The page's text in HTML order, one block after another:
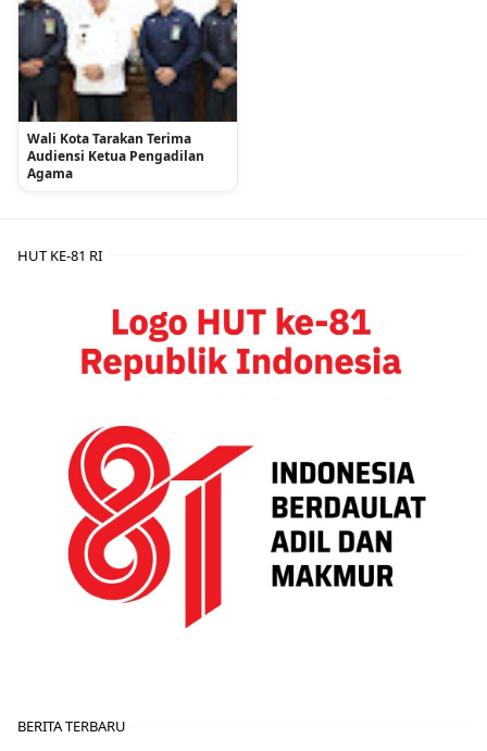
Wali Kota Tarakan Terima
Audiensi Ketua Pengadilan
Agama
HUT KE-81 RI
BERITA TERBARU